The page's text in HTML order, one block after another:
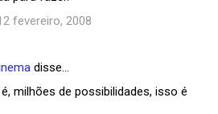
fevereiro, 2008
disse…
milhões de possibilidades, isso é